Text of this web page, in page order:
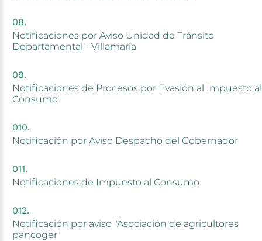
Notificaciones por Aviso Unidad de Tránsito
Departamental - Villamaría
Notificaciones de Procesos por Evasión al Impuesto al
Consumo
Notificación por Aviso Despacho del Gobernador
Notificaciones de Impuesto al Consumo
Notificación por aviso "Asociación de agricultores
pancoger"